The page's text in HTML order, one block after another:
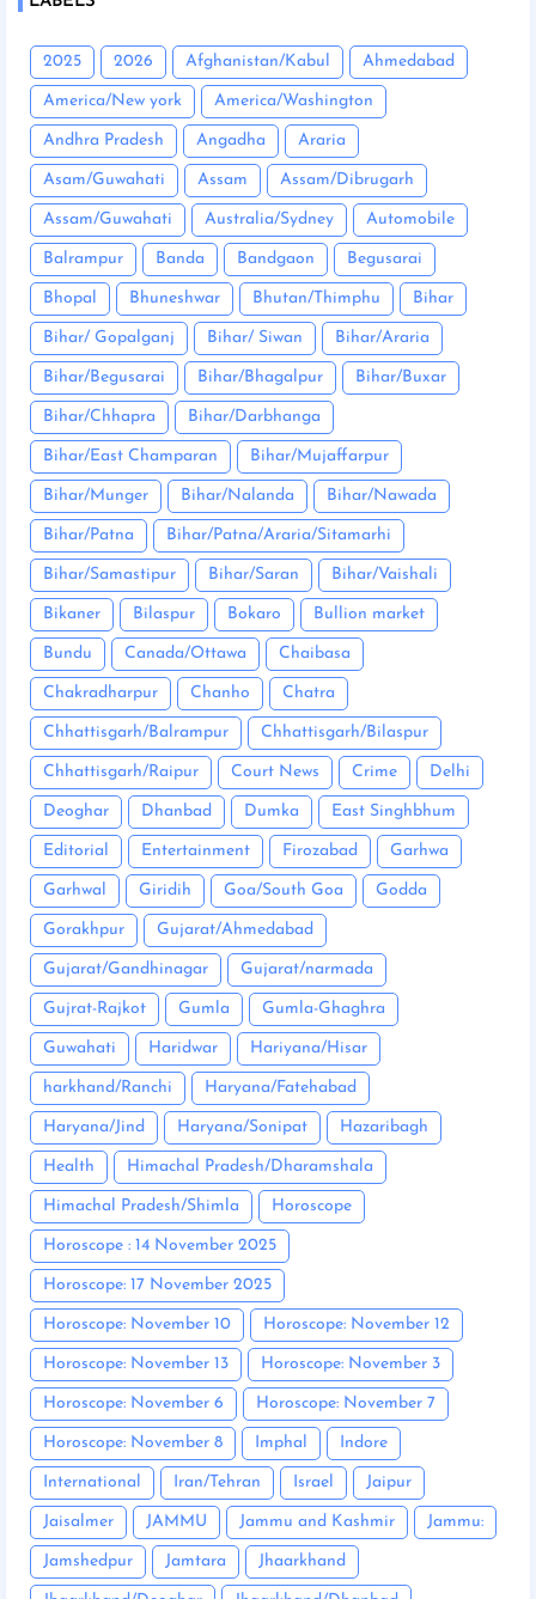
2025 2026 Afghanistan/Kabul Ahmedabad
America/New york America/Washington
Andhra Pradesh Angadha Araria
Asam/Guwahati Assam Assam/Dibrugarh
Assam/Guwahati Australia/Sydney Automobile
Balrampur Banda Bandgaon Begusarai
Bhopal Bhuneshwar Bhutan/Thimphu Bihar
Bihar/ Gopalganj Bihar/ Siwan Bihar/Araria
Bihar/Begusarai Bihar/Bhagalpur Bihar/Buxar
Bihar/Chhapra Bihar/Darbhanga
Bihar/East Champaran Bihar/Mujaffarpur
Bihar/Munger Bihar/Nalanda Bihar/Nawada
Bihar/Patna Bihar/Patna/Araria/Sitamarhi
Bihar/Samastipur Bihar/Saran Bihar/Vaishali
Bikaner Bilaspur Bokaro Bullion market
Bundu Canada/Ottawa Chaibasa
Chakradharpur Chanho Chatra
Chhattisgarh/Balrampur Chhattisgarh/Bilaspur
Chhattisgarh/Raipur Court News Crime Delhi
Deoghar Dhanbad Dumka East Singhbhum
Editorial Entertainment Firozabad Garhwa
Garhwal Giridih Goa/South Goa Godda
Gorakhpur Gujarat/Ahmedabad
Gujarat/Gandhinagar Gujarat/narmada
Gujrat-Rajkot Gumla Gumla-Ghaghra
Guwahati Haridwar Hariyana/Hisar
harkhand/Ranchi Haryana/Fatehabad
Haryana/Jind Haryana/Sonipat Hazaribagh
Health Himachal Pradesh/Dharamshala
Himachal Pradesh/Shimla Horoscope
Horoscope : 14 November 2025
Horoscope: 17 November 2025
Horoscope: November 10 Horoscope: November 12
Horoscope: November 13 Horoscope: November 3
Horoscope: November 6 Horoscope: November 7
Horoscope: November 8 Imphal Indore
International Iran/Tehran Israel Jaipur
Jaisalmer JAMMU Jammu and Kashmir Jammu:
Jamshedpur Jamtara Jhaarkhand